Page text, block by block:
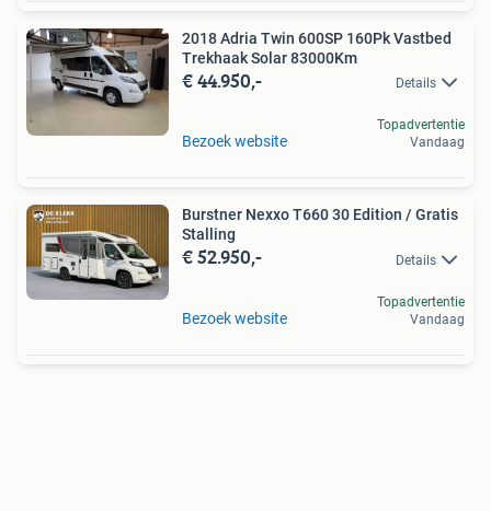
2018 Adria Twin 600SP 160Pk Vastbed
Trekhaak Solar 83000Km
€ 44.950,- Details
Bezoek website
Topadvertentie
Vandaag
Burstner Nexxo T660 30 Edition / Gratis
Stalling
€ 52.950,- Details
Bezoek website
Topadvertentie
Vandaag